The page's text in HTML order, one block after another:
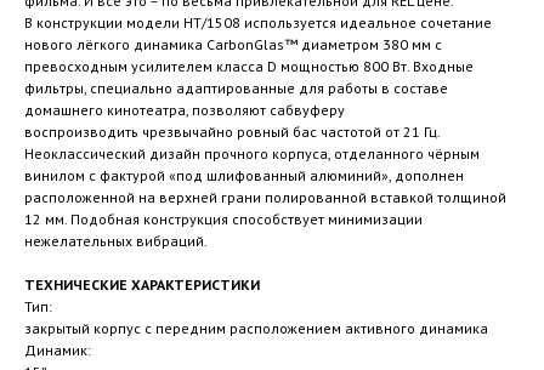
В конструкции модели HT/1508 используется идеальное сочетание
нового лёгкого динамика CarbonGlas™ диаметром 380 мм с
превосходным усилителем класса D мощностью 800 Вт. Входные
фильтры, специально адаптированные для работы в составе
домашнего кинотеатра, позволяют сабвуферу
воспроизводить чрезвычайно ровный бас частотой от 21 Гц.
Неоклассический дизайн прочного корпуса, отделанного чёрным
винилом с фактурой «под шлифованный алюминий», дополнен
расположенной на верхней грани полированной вставкой толщиной
12 мм. Подобная конструкция способствует минимизации
нежелательных вибраций.
ТЕХНИЧЕСКИЕ ХАРАКТЕРИСТИКИ
Тип:
закрытый корпус с передним расположением активного динамика
Динамик: